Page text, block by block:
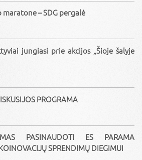
– SDG pergalė
jungiasi prie akcijos „Šioje šalyje
PROGRAMA
PASINAUDOTI ES PARAMA
SPRENDIMŲ DIEGIMUI